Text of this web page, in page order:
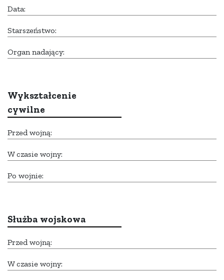
Data:
Starszeństwo:
Organ nadający:
Wykształcenie
cywilne
Przed wojną:
W czasie wojny:
Po wojnie:
Służba wojskowa
Przed wojną:
W czasie wojny: